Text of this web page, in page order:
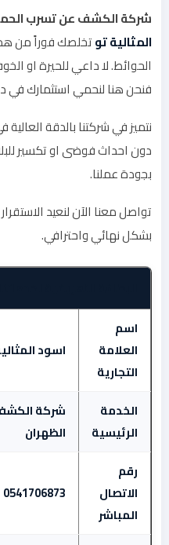
شركة الكشف عن تسرب
المثالية توتخلصك فوراً من
الحوائط. لا داعي للحيرة او
فنحن هنا لنحمي استثمارك في
نتميز في شركتنا بالدقة
دون احداث فوضى او تكسير
بجودة عملنا.
تواصل معنا الآن لنعيد
بشكل نهائي واحترافي.
اسم
العلامة
التجارية
اسود
الخدمة
الرئيسية
شركة
الظهران
رقم
الاتصال
المباشر
0541706873